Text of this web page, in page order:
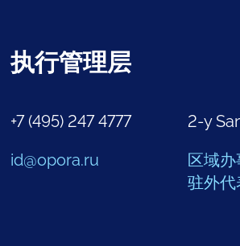
执行管理层
+7 (495) 247 4777
id@opora.ru
2-y
区域办
驻外代